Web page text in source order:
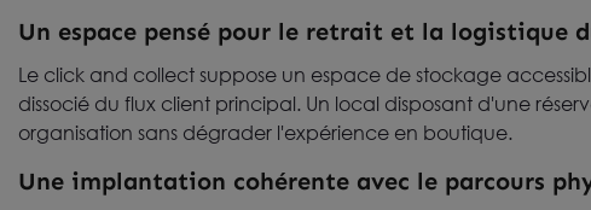
Un espace pensé pour le retrait et la logistique
Le click and collect suppose un espace de stockage
dissocié du flux client principal. Un local disposant d'une
organisation sans dégrader l'expérience en boutique.
Une implantation cohérente avec le parcours